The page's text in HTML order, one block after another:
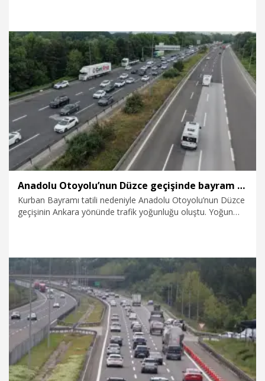
23.05.2026 Video
Anadolu Otoyolu’nun Düzce geçişinde bayram trafiği
Kurban Bayramı tatili nedeniyle Anadolu Otoyolu’nun Düzce
geçişinin Ankara yönünde trafik yoğunluğu oluştu. Yoğun
23.05.2026 Gündem